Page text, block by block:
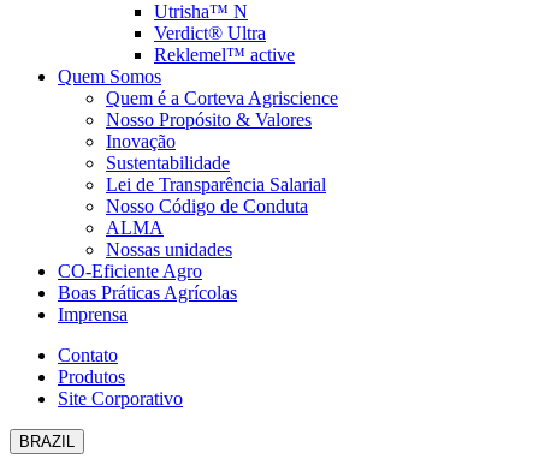
Utrisha™ N
Verdict® Ultra
Reklemel™ active
Quem Somos
Quem é a Corteva Agriscience
Nosso Propósito & Valores
Inovação
Sustentabilidade
Lei de Transparência Salarial
Nosso Código de Conduta
ALMA
Nossas unidades
CO-Eficiente Agro
Boas Práticas Agrícolas
Imprensa
Contato
Produtos
Site Corporativo
BRAZIL